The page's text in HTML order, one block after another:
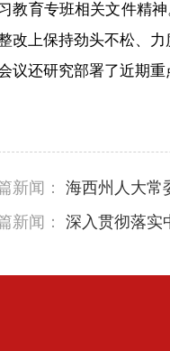
教育专班相关文件精
改上保持劲头不松、力
议还研究部署了近期重
新闻：
海西州人大常
新闻：
深入贯彻落实